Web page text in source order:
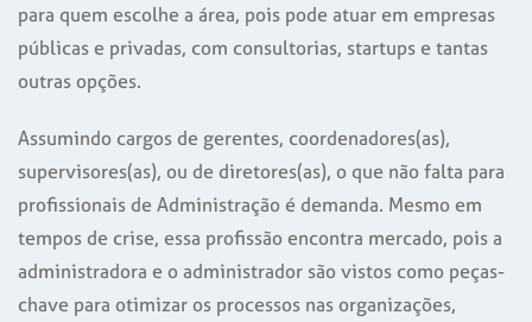
para quem escolhe a área, pois pode atuar em empresas
públicas e privadas, com consultorias, startups e tantas
outras opções.
Assumindo cargos de gerentes, coordenadores(as),
supervisores(as), ou de diretores(as), o que não falta para
profissionais de Administração é demanda. Mesmo em
tempos de crise, essa profissão encontra mercado, pois a
administradora e o administrador são vistos como peças-
chave para otimizar os processos nas organizações,